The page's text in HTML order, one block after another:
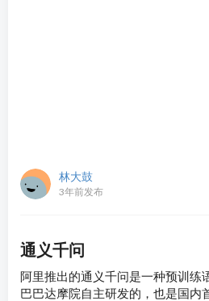
林大鼓
3年前发布
通义千问
阿里推出的通义千问是一种预训练
巴巴达摩院自主研发的，也是国内